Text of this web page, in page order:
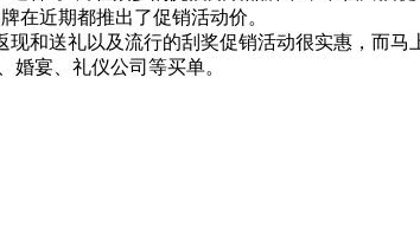
在近期都推出了促销活动价。
送礼以及流行的刮奖促销活动很实惠，而马
婚宴、礼仪公司等买单。